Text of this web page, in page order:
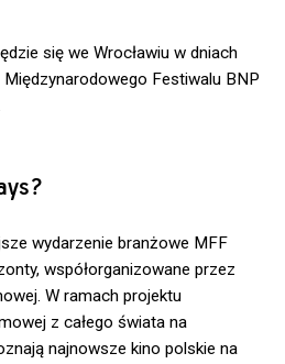
się we Wrocławiu w dniach
Festiwalu BNP
wydarzenie branżowe MFF
współorganizowane przez
W ramach projektu
z całego świata na
najnowsze kino polskie na